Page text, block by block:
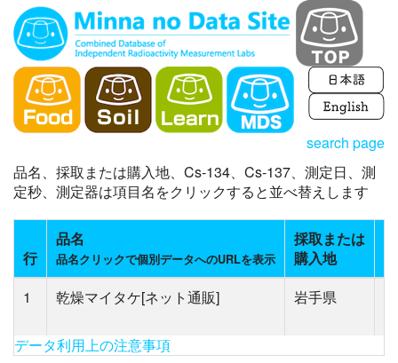
search page
品名、採取または購入地、Cs-134、Cs-137、測定日、測
定秒、測定器は項目名をクリックすると並べ替えします
行
品名
品名クリックで個別データへのURLを表示
採取または
購入地
1
乾燥マイタケ[ネット通販] 岩手県
データ利用上の注意事項